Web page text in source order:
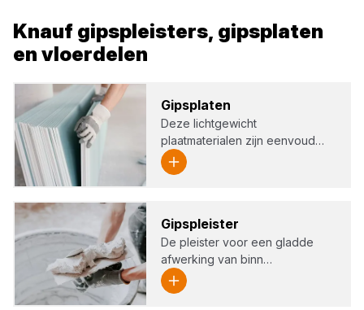
Knauf gipspleisters, gipsplaten
en vloerdelen
Gips­pla­ten
Deze lichtgewicht
plaatmaterialen zijn eenvoud…
Gips­pleis­ter
De pleister voor een gladde
afwerking van binn…